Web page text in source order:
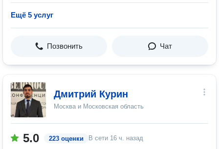
Ещё 5 услуг
Позвонить Чат
Дмитрий Курин
Москва и Московская область
5.0 223 оценки В сети 16 ч. назад